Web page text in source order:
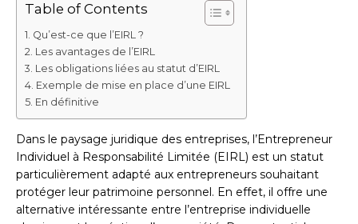
Table of Contents
Qu’est-ce que l’EIRL ?
Les avantages de l’EIRL
Les obligations liées au statut d’EIRL
Exemple de mise en place d’une EIRL
En définitive
Dans le paysage juridique des entreprises, l’Entrepreneur
Individuel à Responsabilité Limitée (EIRL) est un statut
particulièrement adapté aux entrepreneurs souhaitant
protéger leur patrimoine personnel. En effet, il offre une
alternative intéressante entre l’entreprise individuelle